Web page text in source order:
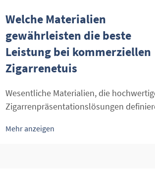
Welche Materialien
gewährleisten die beste
Leistung bei kommerziellen
Zigarrenetuis
Wesentliche Materialien, die
Zigarrenpräsentationslösungen
bewahren und zur Geltung zu bringen,
Mehr anzeigen